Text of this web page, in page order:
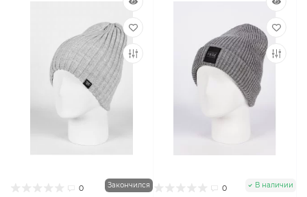
0 Закончился 0 В наличии